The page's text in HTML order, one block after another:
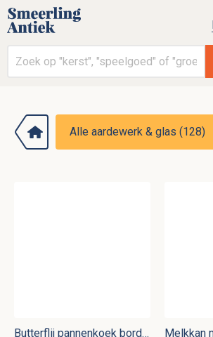
Butterflij pannenkoek bord ag. d 19